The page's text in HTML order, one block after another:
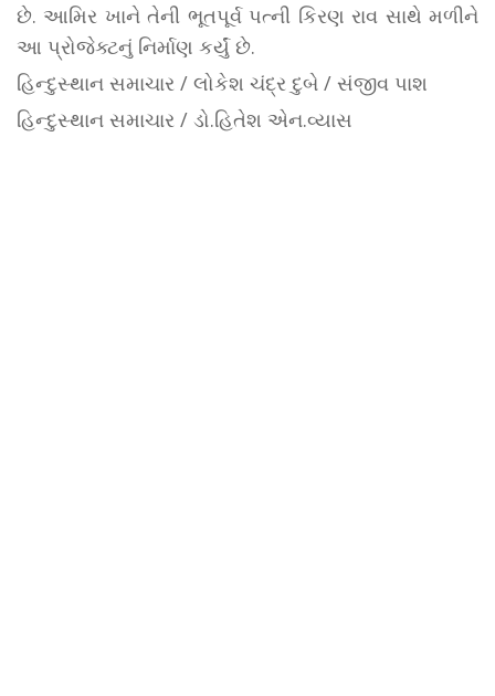
છે. આમિર ખાને તેની ભૂતપૂર્વ પત્ની કિરણ રાવ સાથે મળીને
આ પ્રોજેક્ટનું નિર્માણ કર્યું છે.
હિન્દુસ્થાન સમાચાર / લોકેશ ચંદ્ર દુબે / સંજીવ પાશ
હિન્દુસ્થાન સમાચાર / ડો.હિતેશ એન.વ્યાસ